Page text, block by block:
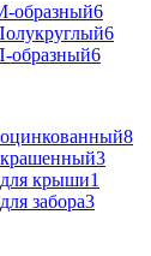
образный6
6
образный6
8
3
крыши1
забора3